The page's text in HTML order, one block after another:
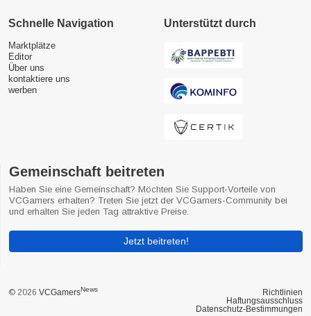
Schnelle Navigation
Marktplätze
Editor
Über uns
kontaktiere uns
werben
Unterstützt durch
Gemeinschaft beitreten
Haben Sie eine Gemeinschaft? Möchten Sie Support-Vorteile von
VCGamers erhalten? Treten Sie jetzt der VCGamers-Community bei
und erhalten Sie jeden Tag attraktive Preise.
Jetzt beitreten!
© 2026 VCGamersNews
Richtlinien
Haftungsausschluss
Datenschutz-Bestimmungen